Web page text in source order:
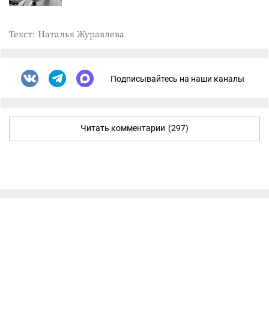
Текст: Наталья Журавлева
Подписывайтесь на наши каналы
Читать комментарии (297)